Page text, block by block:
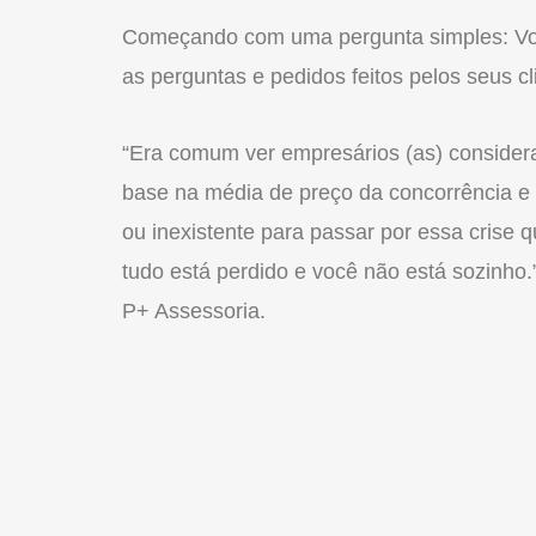
Começando com uma pergunta simples:
as perguntas e pedidos feitos pelos seus
“Era comum ver empresários (as)
base na média de preço da concorrência
ou inexistente para passar por essa crise
tudo está perdido e você não está
P+ Assessoria.